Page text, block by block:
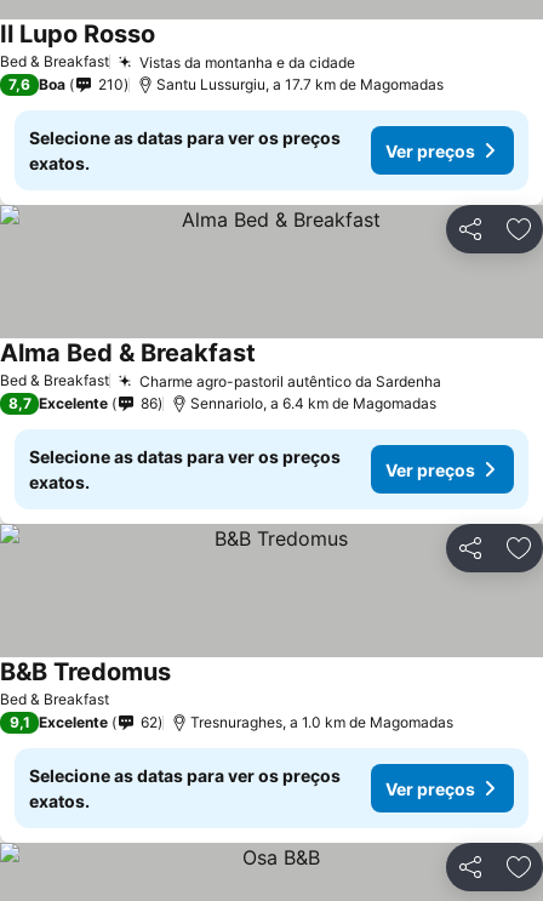
Bed & Breakfast Vistas da montanha e da cidade
Il Lupo Rosso
7,6 Boa 210 Santu Lussurgiu, a 17.7 km de Magomadas
Selecione as datas para ver os preços
exatos.
Ver preços
Partilhar
Bed & Breakfast Charme agro-pastoril autêntico da Sardenha
Alma Bed & Breakfast
8,7 Excelente 86 Sennariolo, a 6.4 km de Magomadas
Selecione as datas para ver os preços
exatos.
Ver preços
Partilhar
Bed & Breakfast
B&B Tredomus
9,1 Excelente 62 Tresnuraghes, a 1.0 km de Magomadas
Selecione as datas para ver os preços
exatos.
Ver preços
Partilhar